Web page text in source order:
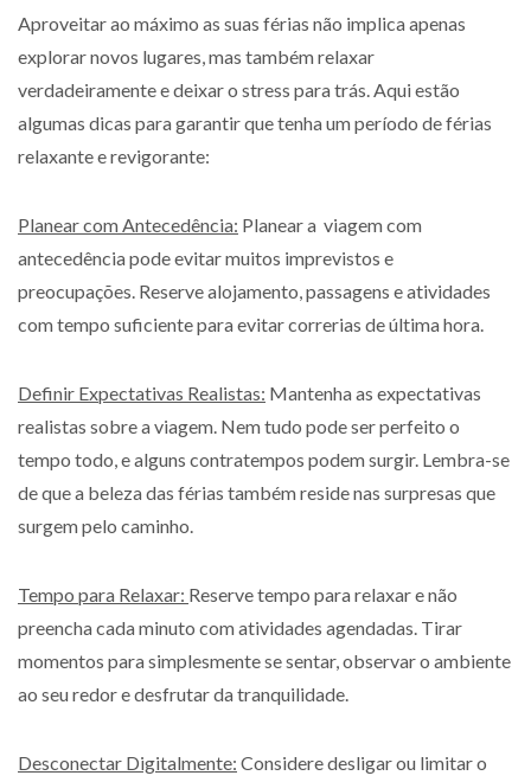
Aproveitar ao máximo as suas férias não implica apenas
explorar novos lugares, mas também relaxar
verdadeiramente e deixar o stress para trás. Aqui estão
algumas dicas para garantir que tenha um período de férias
relaxante e revigorante:
Planear com Antecedência: Planear a viagem com
antecedência pode evitar muitos imprevistos e
preocupações. Reserve alojamento, passagens e atividades
com tempo suficiente para evitar correrias de última hora.
Definir Expectativas Realistas: Mantenha as expectativas
realistas sobre a viagem. Nem tudo pode ser perfeito o
tempo todo, e alguns contratempos podem surgir. Lembra-se
de que a beleza das férias também reside nas surpresas que
surgem pelo caminho.
Tempo para Relaxar: Reserve tempo para relaxar e não
preencha cada minuto com atividades agendadas. Tirar
momentos para simplesmente se sentar, observar o ambiente
ao seu redor e desfrutar da tranquilidade.
Desconectar Digitalmente: Considere desligar ou limitar o